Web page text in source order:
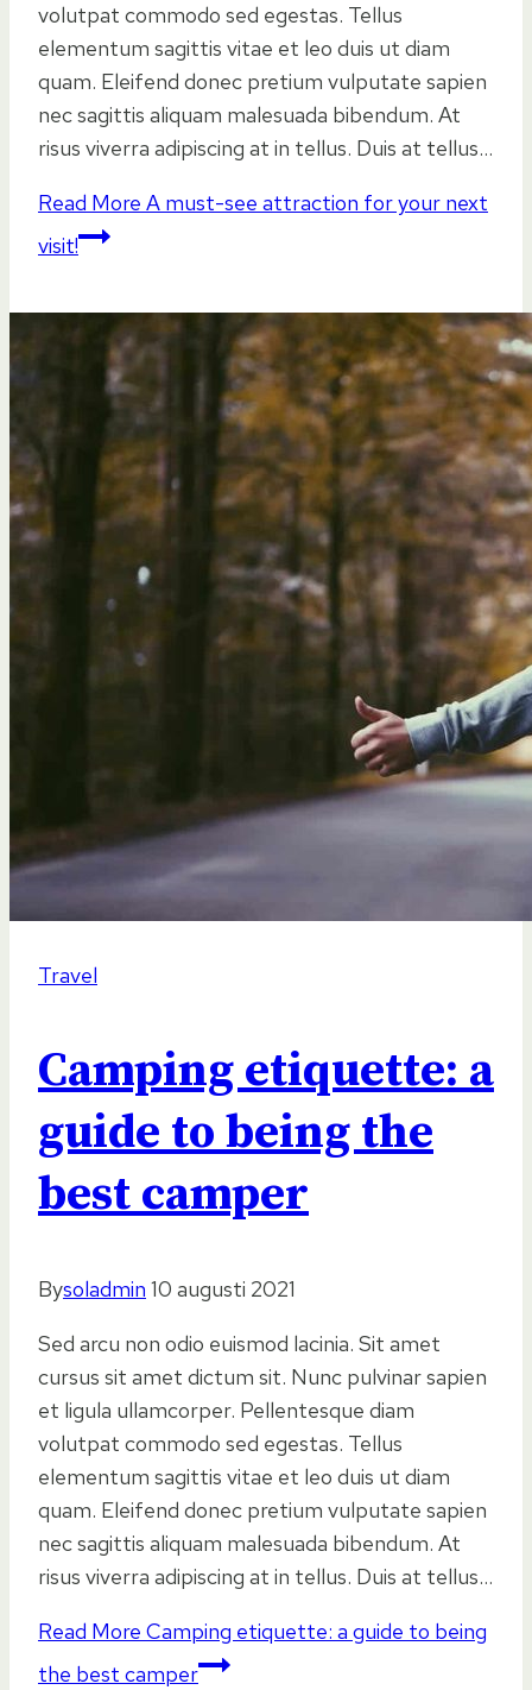
volutpat commodo sed egestas. Tellus
elementum sagittis vitae et leo duis ut diam
quam. Eleifend donec pretium vulputate sapien
nec sagittis aliquam malesuada bibendum. At
risus viverra adipiscing at in tellus. Duis at tellus…
Read More A must-see attraction for your next
visit!
Travel
Camping etiquette: a
guide to being the
best camper
Bysoladmin 10 augusti 2021
Sed arcu non odio euismod lacinia. Sit amet
cursus sit amet dictum sit. Nunc pulvinar sapien
et ligula ullamcorper. Pellentesque diam
volutpat commodo sed egestas. Tellus
elementum sagittis vitae et leo duis ut diam
quam. Eleifend donec pretium vulputate sapien
nec sagittis aliquam malesuada bibendum. At
risus viverra adipiscing at in tellus. Duis at tellus…
Read More Camping etiquette: a guide to being
the best camper